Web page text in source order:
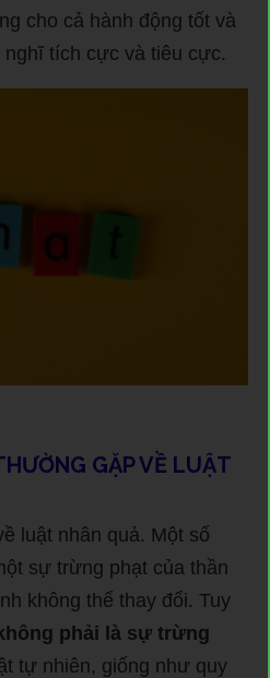
cho cả hành động tốt và
nghĩ tích cực và tiêu cực.
GẶP VỀ LUẬT
luật nhân quả. Một số
sự trừng phạt của thần
không thể thay đổi. Tuy
phải là sự trừng
tự nhiên, giống như quy